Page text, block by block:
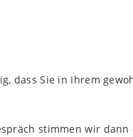
dass Sie in Ihrem
stimmen wir